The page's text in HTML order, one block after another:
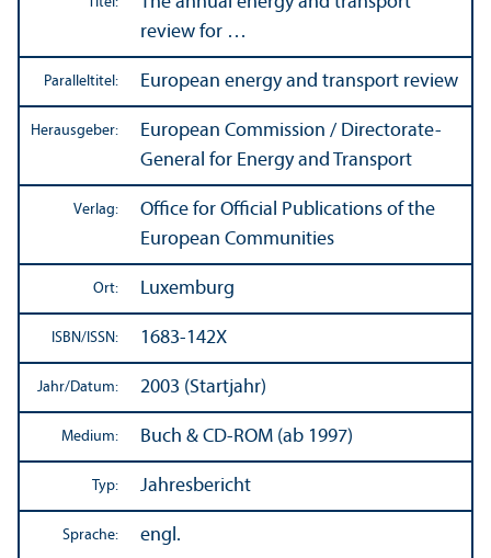
review for …
Paralleltitel: European energy and trans­port review
Herausgeber:
European Commission / Directorate-
General for Energy and Trans­port
Verlag:
Office for Official Publications of the
European Communities
Ort: Luxemburg
ISBN/ ISSN: 1683-142X
Jahr/Datum: 2003 (Startjahr)
Medium: Buch & CD-ROM (ab 1997)
Typ: Jahresbericht
Sprache: engl.